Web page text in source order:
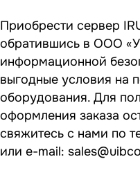
Приобрести сервер
обратившись в ООО
информационной
выгодные условия на
оборудования. Для
оформления заказа
свяжитесь с нами по
или e-mail: